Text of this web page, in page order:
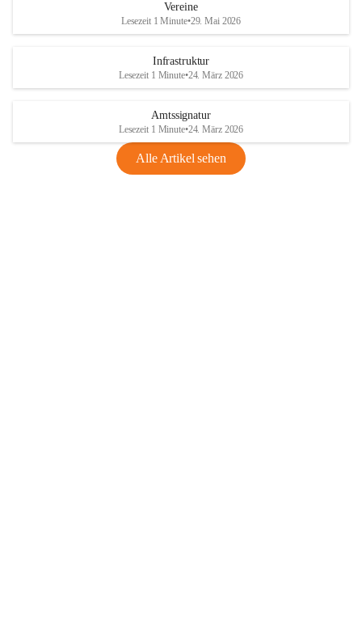
Vereine
Lesezeit 1 Minute•29. Mai 2026
Infrastruktur
Lesezeit 1 Minute•24. März 2026
Amtssignatur
Lesezeit 1 Minute•24. März 2026
Alle Artikel sehen